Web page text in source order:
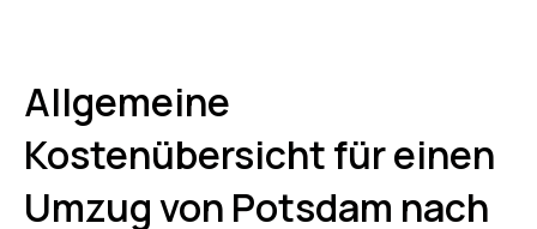
Allgemeine
Kostenübersicht für einen
Umzug von Potsdam nach